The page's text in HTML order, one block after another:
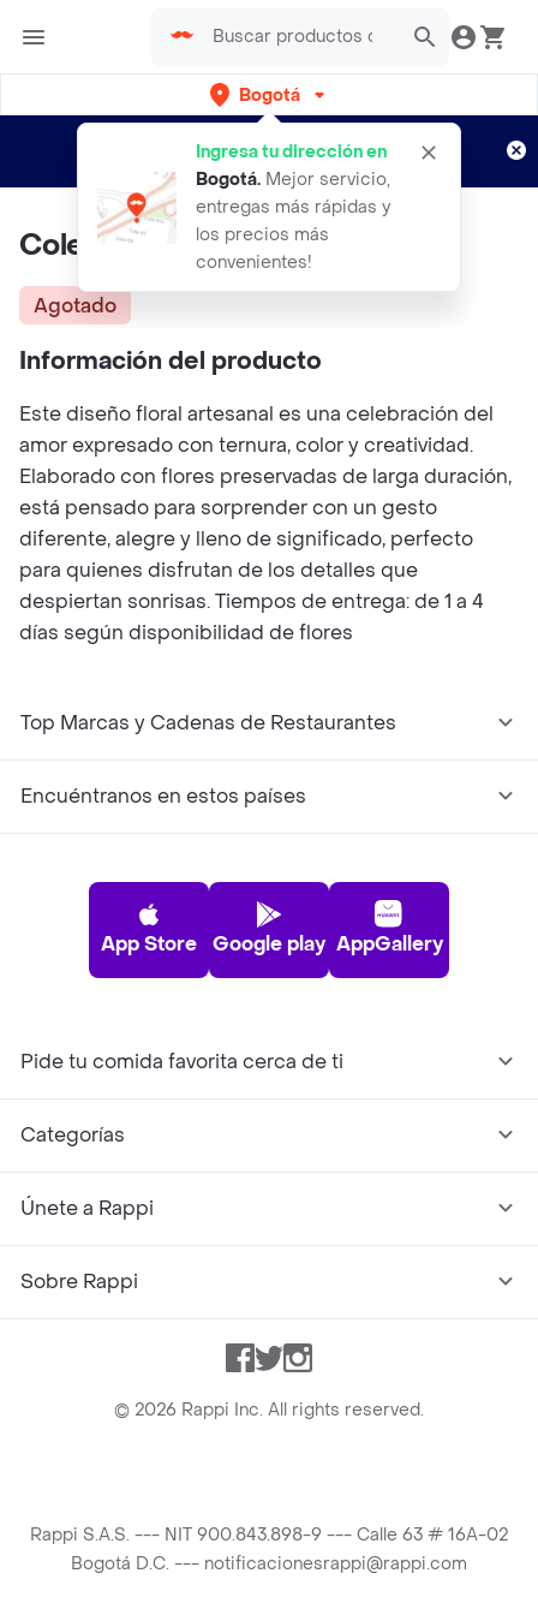
Bogotá
Ingresa tu dirección en
Bogotá. Mejor servicio,
entregas más rápidas y
los precios más
convenientes!
envíos gratis por semanas
Aplican TyC
Colección Animales Gato
Agotado
Información del producto
Este diseño floral artesanal es una celebración del
amor expresado con ternura, color y creatividad.
Elaborado con flores preservadas de larga duración,
está pensado para sorprender con un gesto
diferente, alegre y lleno de significado, perfecto
para quienes disfrutan de los detalles que
despiertan sonrisas. Tiempos de entrega: de 1 a 4
días según disponibilidad de flores
Top Marcas y Cadenas de Restaurantes
Encuéntranos en estos países
App Store Google play AppGallery
Pide tu comida favorita cerca de ti
Categorías
Únete a Rappi
Sobre Rappi
Facebook
TwitterInstagram
© 2026 Rappi Inc. All rights reserved.
Rappi S.A.S. --- NIT 900.843.898-9 --- Calle 63 # 16A-02
Bogotá D.C. --- notificacionesrappi@rappi.com